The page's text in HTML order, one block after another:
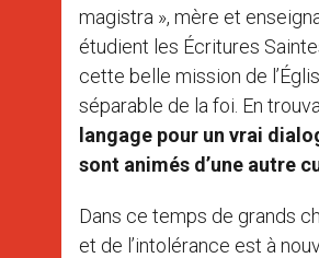
magistra », mère et
étudient les Écritures
cette belle mission de
séparable de la foi. En
langage pour un vrai
sont animés d’une autre
Dans ce temps de grands
et de l’intolérance est à